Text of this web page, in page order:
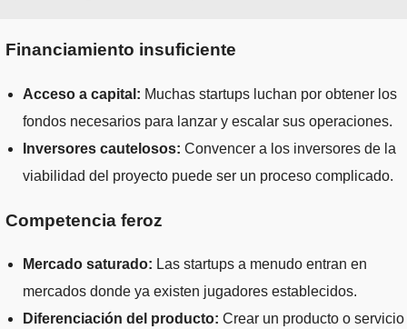
Financiamiento insuficiente
Acceso a capital: Muchas startups luchan por obtener los
fondos necesarios para lanzar y escalar sus operaciones.
Inversores cautelosos: Convencer a los inversores de la
viabilidad del proyecto puede ser un proceso complicado.
Competencia feroz
Mercado saturado: Las startups a menudo entran en
mercados donde ya existen jugadores establecidos.
Diferenciación del producto: Crear un producto o servicio